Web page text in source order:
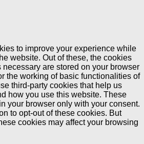
to improve your experience while
website. Out of these, the cookies
are stored on your browser
the working of basic functionalities of
third-party cookies that help us
how you use this website. These
your browser only with your consent.
to opt-out of these cookies. But
cookies may affect your browsing